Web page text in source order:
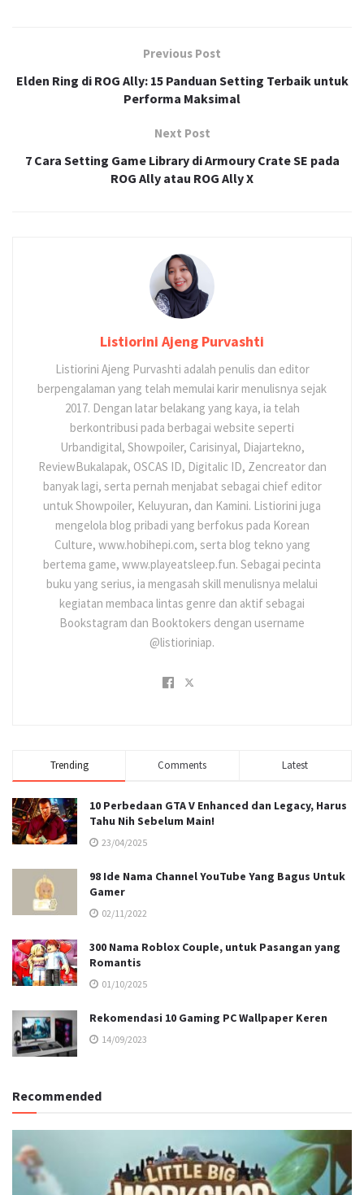
Previous Post
Elden Ring di ROG Ally: 15 Panduan Setting Terbaik untuk
Performa Maksimal
Next Post
7 Cara Setting Game Library di Armoury Crate SE pada
ROG Ally atau ROG Ally X
Listiorini Ajeng Purvashti
Listiorini Ajeng Purvashti adalah penulis dan editor
berpengalaman yang telah memulai karir menulisnya sejak
2017. Dengan latar belakang yang kaya, ia telah
berkontribusi pada berbagai website seperti
Urbandigital, Showpoiler, Carisinyal, Diajartekno,
ReviewBukalapak, OSCAS ID, Digitalic ID, Zencreator dan
banyak lagi, serta pernah menjabat sebagai chief editor
untuk Showpoiler, Keluyuran, dan Kamini. Listiorini juga
mengelola blog pribadi yang berfokus pada Korean
Culture, www.hobihepi.com, serta blog tekno yang
bertema game, www.playeatsleep.fun. Sebagai pecinta
buku yang serius, ia mengasah skill menulisnya melalui
kegiatan membaca lintas genre dan aktif sebagai
Bookstagram dan Booktokers dengan username
@listioriniap.
Trending Comments Latest
10 Perbedaan GTA V Enhanced dan Legacy, Harus
Tahu Nih Sebelum Main!
23/04/2025
98 Ide Nama Channel YouTube Yang Bagus Untuk
Gamer
02/11/2022
300 Nama Roblox Couple, untuk Pasangan yang
Romantis
01/10/2025
Rekomendasi 10 Gaming PC Wallpaper Keren
14/09/2023
Recommended